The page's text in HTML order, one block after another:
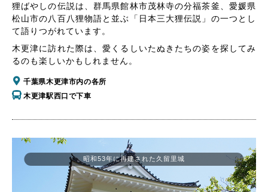
狸ばやしの伝説は、群馬県館林市茂林寺の分福茶釜、愛媛県
松山市の八百八狸物語と並ぶ「日本三大狸伝説」の一つとし
て語りつがれています。
木更津に訪れた際は、愛くるしいたぬきたちの姿を探してみ
るのも楽しいかもしれません。
千葉県木更津市内の各所
木更津駅西口で下車
昭和53年に再建された久留里城